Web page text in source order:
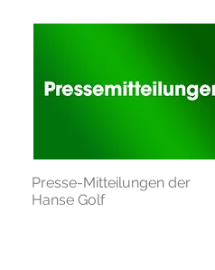
Presse-Mitteilungen der
Hanse Golf